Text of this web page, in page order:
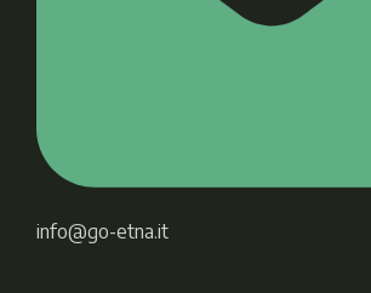
info@go-etna.it